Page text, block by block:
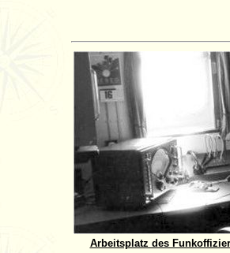
Arbeitsplatz des